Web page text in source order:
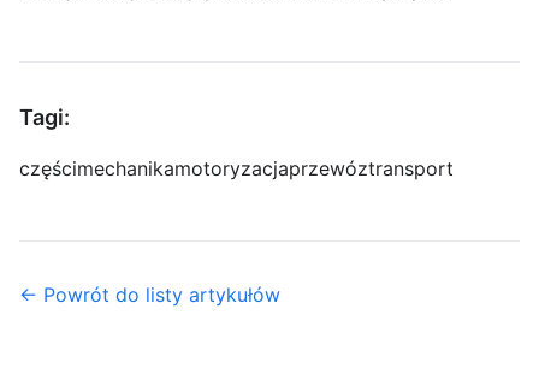
Tagi:
częścimechanikamotoryzacjaprzewóztransport
← Powrót do listy artykułów